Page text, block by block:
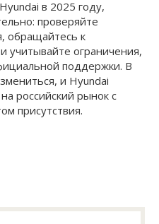
в 2025 году,
проверяйте
обращайтесь к
учитывайте ограничения,
поддержки. В
и Hyundai
российский рынок с
присутствия.